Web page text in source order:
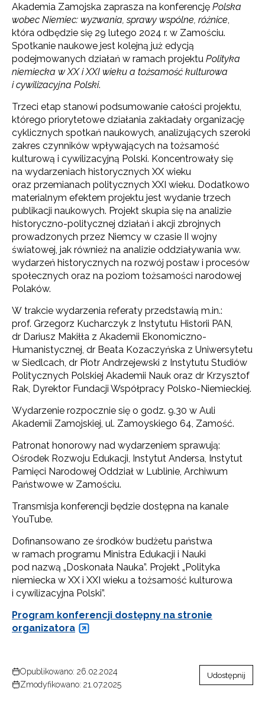
Akademia Zamojska zaprasza na konferencję Polska
wobec Niemiec: wyzwania, sprawy wspólne, różnice
która odbędzie się 29 lutego 2024 r. w Zamościu.
Spotkanie naukowe jest kolejną już edycją
podejmowanych działań w ramach projektu Polityka
niemiecka w XX i XXI wieku a tożsamość kulturowa
i cywilizacyjna Polski.
Trzeci etap stanowi podsumowanie całości projektu,
którego priorytetowe działania zakładały organizację
cyklicznych spotkań naukowych, analizujących szeroki
zakres czynników wpływających na tożsamość
kulturową i cywilizacyjną Polski. Koncentrowały się
na wydarzeniach historycznych XX wieku
oraz przemianach politycznych XXI wieku. Dodatkowo
materialnym efektem projektu jest wydanie trzech
publikacji naukowych. Projekt skupia się na analizie
historyczno-politycznej działań i akcji zbrojnych
prowadzonych przez Niemcy w czasie II wojny
światowej, jak również na analizie oddziaływania ww.
wydarzeń historycznych na rozwój postaw i procesów
społecznych oraz na poziom tożsamości narodowej
Polaków.
W trakcie wydarzenia referaty przedstawią m.in.:
prof. Grzegorz Kucharczyk z Instytutu Historii PAN,
dr Dariusz Makiłła z Akademii Ekonomiczno-
Humanistycznej, dr Beata Kozaczyńska z Uniwersytetu
w Siedlcach, dr Piotr Andrzejewski z Instytutu Studiów
Politycznych Polskiej Akademii Nauk oraz dr Krzysztof
Rak, Dyrektor Fundacji Współpracy Polsko-Niemieckiej.
Wydarzenie rozpocznie się o godz. 9.30 w Auli
Akademii Zamojskiej, ul. Zamoyskiego 64, Zamość.
Patronat honorowy nad wydarzeniem sprawują:
Ośrodek Rozwoju Edukacji, Instytut Andersa, Instytut
Pamięci Narodowej Oddział w Lublinie, Archiwum
Państwowe w Zamościu.
Transmisja konferencji będzie dostępna na kanale
YouTube.
Dofinansowano ze środków budżetu państwa
w ramach programu Ministra Edukacji i Nauki
pod nazwą „Doskonała Nauka”. Projekt „Polityka
niemiecka w XX i XXI wieku a tożsamość kulturowa
i cywilizacyjna Polski”.
Program konferencji dostępny na stronie
organizatora
Opublikowano: 26.02.2024
Zmodyfikowano: 21.07.2025
Udostępnij